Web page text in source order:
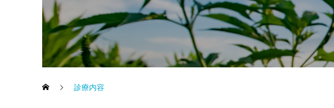
診療内容